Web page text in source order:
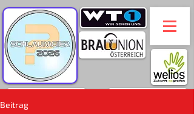
Beitrag